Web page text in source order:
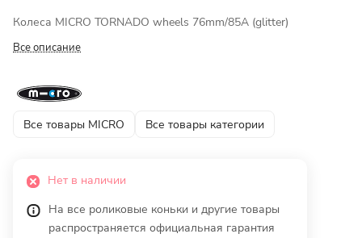
Колеса MICRO TORNADO wheels 76mm/85A (glitter)
Все описание
Все товары MICRO Все товары категории
Нет в наличии
На все роликовые коньки и другие товары
распространяется официальная гарантия